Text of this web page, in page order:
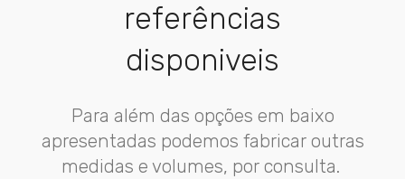
referências
disponiveis
Para além das opções em baixo
apresentadas podemos fabricar outras
medidas e volumes, por consulta.